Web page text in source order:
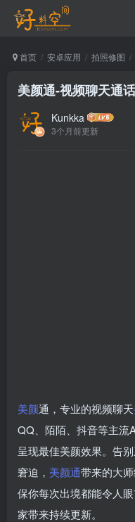
首页 安卓应用 拍照修图
美颜通-视频聊天通
Kunkka
3个月前更新
美颜通，专业的视频聊天
QQ、陌陌、抖音等主流
呈现最佳美颜效果。告
窘迫， 美颜通带来的大
保你每次出境都能令人
家带来持续更新。